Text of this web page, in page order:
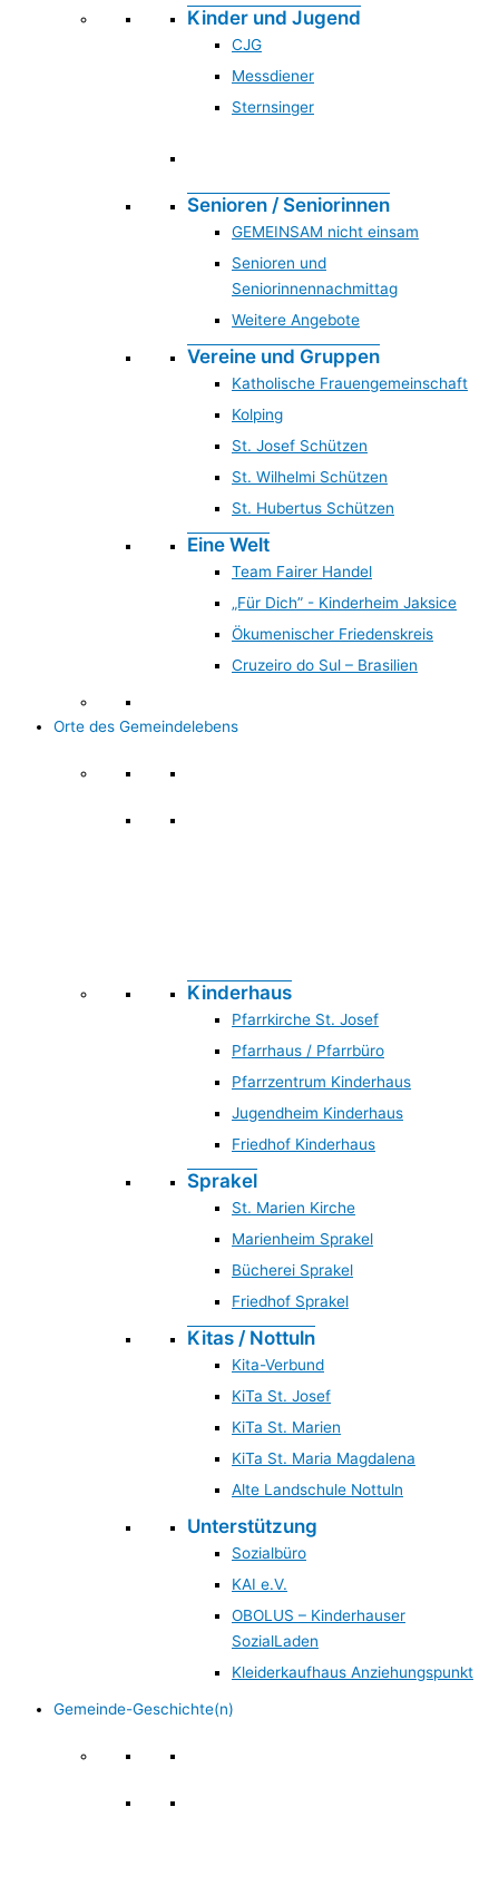
Kinder und Jugend
CJG
Messdiener
Sternsinger
Senioren / Seniorinnen
GEMEINSAM nicht einsam
Senioren und
Seniorinnennachmittag
Weitere Angebote
Vereine und Gruppen
Katholische Frauengemeinschaft
Kolping
St. Josef Schützen
St. Wilhelmi Schützen
St. Hubertus Schützen
Eine Welt
Team Fairer Handel
„Für Dich” - Kinderheim Jaksice
Ökumenischer Friedenskreis
Cruzeiro do Sul – Brasilien
Orte des Gemeindelebens
Kinderhaus
Pfarrkirche St. Josef
Pfarrhaus / Pfarrbüro
Pfarrzentrum Kinderhaus
Jugendheim Kinderhaus
Friedhof Kinderhaus
Sprakel
St. Marien Kirche
Marienheim Sprakel
Bücherei Sprakel
Friedhof Sprakel
Kitas / Nottuln
Kita-Verbund
KiTa St. Josef
KiTa St. Marien
KiTa St. Maria Magdalena
Alte Landschule Nottuln
Unterstützung
Sozialbüro
KAI e.V.
OBOLUS – Kinderhauser
SozialLaden
Kleiderkaufhaus Anziehungspunkt
Gemeinde-Geschichte(n)